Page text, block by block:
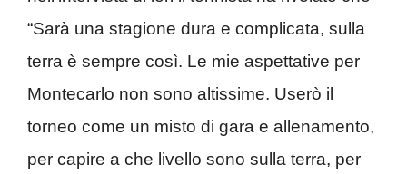
“Sarà una stagione dura e complicata, sulla
terra è sempre così. Le mie aspettative per
Montecarlo non sono altissime. Userò il
torneo come un misto di gara e allenamento,
per capire a che livello sono sulla terra, per